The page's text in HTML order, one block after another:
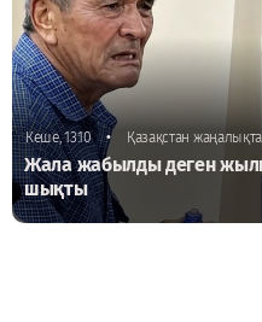
Кеше, 13:10 • Қазақстан
Жала жабылды деген
шықты